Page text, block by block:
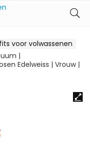
voor volwassenen
|
Edelweiss | Vrouw |